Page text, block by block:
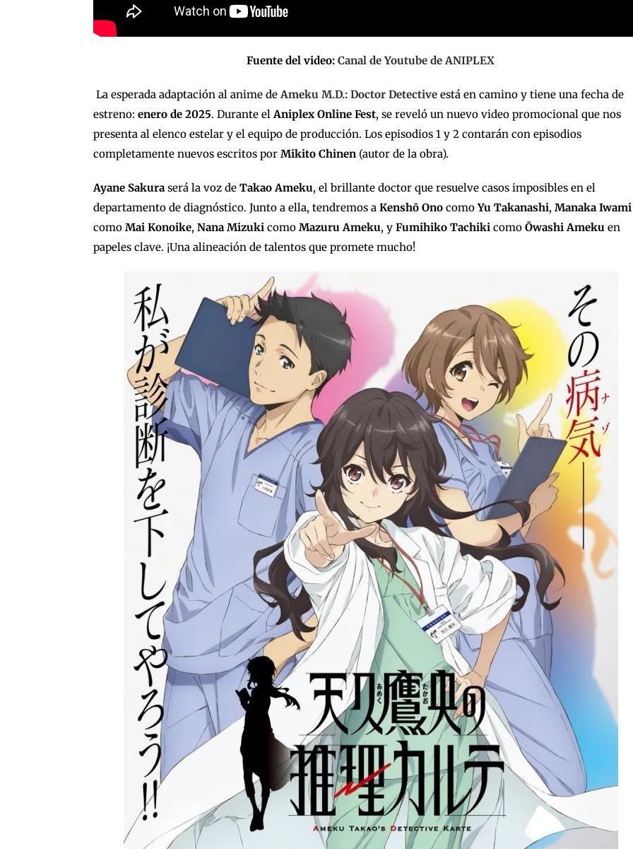
Fuente del video: Canal de Youtube de ANIPLEX
La esperada adaptación al anime de Ameku M.D.: Doctor Detective está en camino y tiene una fecha de
estreno: enero de 2025. Durante el Aniplex Online Fest, se reveló un nuevo video promocional que nos
presenta al elenco estelar y el equipo de producción. Los episodios 1 y 2 contarán con episodios
completamente nuevos escritos por Mikito Chinen (autor de la obra).
Ayane Sakura será la voz de Takao Ameku, el brillante doctor que resuelve casos imposibles en el
departamento de diagnóstico. Junto a ella, tendremos a Kenshō Ono comoYu Takanashi, Manaka Iwami
como Mai Konoike, Nana Mizuki como Mazuru Ameku, y Fumihiko Tachiki como Ōwashi Ameku en
papeles clave. ¡Una alineación de talentos que promete mucho!